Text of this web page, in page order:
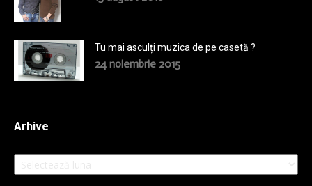
Tu mai asculți muzica de pe casetă ?
24 noiembrie 2015
Arhive
Arhive